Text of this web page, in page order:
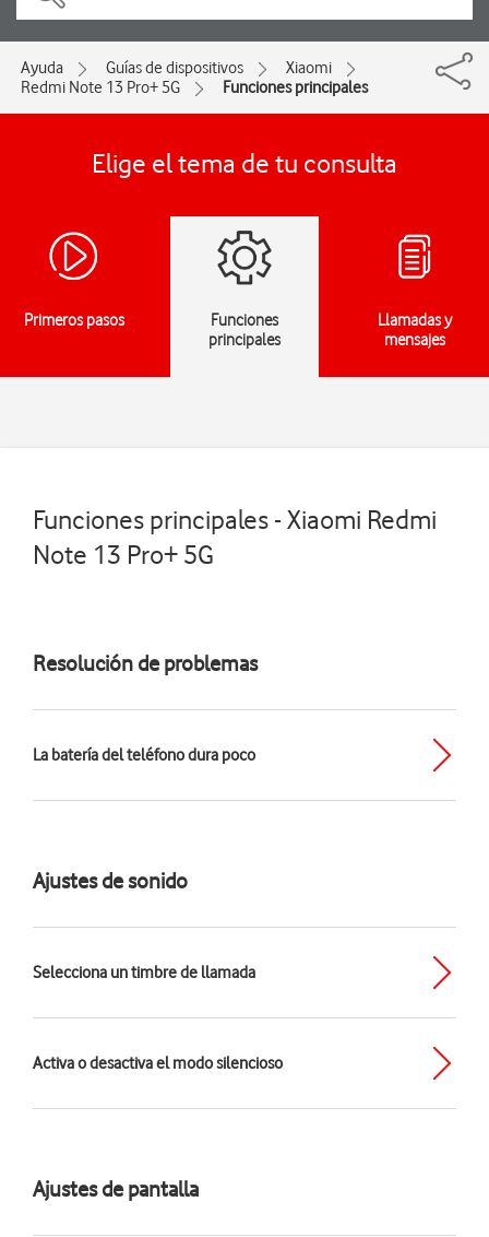
Ayuda Guías de dispositivos
Xiaomi
Redmi Note 13 Pro+ 5G
Funciones principales
Elige el tema de tu consulta
Primeros pasos
Funciones
principales
Llamadas y
mensajes
Funciones principales - Xiaomi Redmi
Note 13 Pro+ 5G
Resolución de problemas
La batería del teléfono dura poco
Ajustes de sonido
Selecciona un timbre de llamada
Activa o desactiva el modo silencioso
Ajustes de pantalla